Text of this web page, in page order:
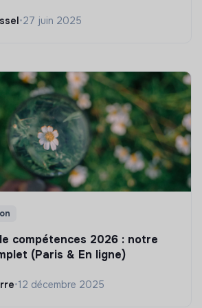
•27 juin 2025
compétences 2026 : notre
(Paris & En ligne)
•12 décembre 2025